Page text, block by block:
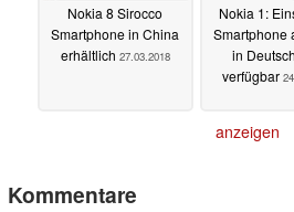
Nokia 8 Sirocco
Smartphone in China
erhältlich 27.03.2018
Nokia 1:
Smartphone
in
verfügbar
anzeigen
Kommentare